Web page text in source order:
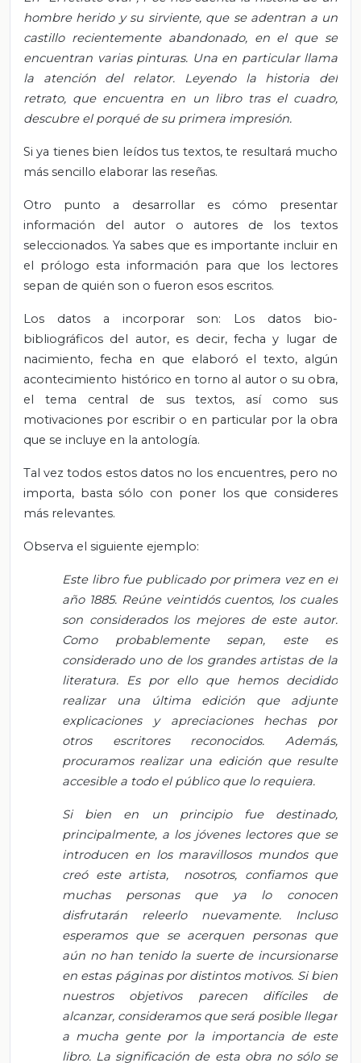
hombre herido y su sirviente, que se adentran a un
castillo recientemente abandonado, en el que se
encuentran varias pinturas. Una en particular llama
la atención del relator. Leyendo la historia del
retrato, que encuentra en un libro tras el cuadro,
descubre el porqué de su primera impresión.
Si ya tienes bien leídos tus textos, te resultará mucho
más sencillo elaborar las reseñas.
Otro punto a desarrollar es cómo presentar
información del autor o autores de los textos
seleccionados. Ya sabes que es importante incluir en
el prólogo esta información para que los lectores
sepan de quién son o fueron esos escritos.
Los datos a incorporar son: Los datos bio-
bibliográficos del autor, es decir, fecha y lugar de
nacimiento, fecha en que elaboró el texto, algún
acontecimiento histórico en torno al autor o su obra,
el tema central de sus textos, así como sus
motivaciones por escribir o en particular por la obra
que se incluye en la antología.
Tal vez todos estos datos no los encuentres, pero no
importa, basta sólo con poner los que consideres
más relevantes.
Observa el siguiente ejemplo:
Este libro fue publicado por primera vez en el
año 1885. Reúne veintidós cuentos, los cuales
son considerados los mejores de este autor.
Como probablemente sepan, este es
considerado uno de los grandes artistas de la
literatura. Es por ello que hemos decidido
realizar una última edición que adjunte
explicaciones y apreciaciones hechas por
otros escritores reconocidos. Además,
procuramos realizar una edición que resulte
accesible a todo el público que lo requiera.
Si bien en un principio fue destinado,
principalmente, a los jóvenes lectores que se
introducen en los maravillosos mundos que
creó este artista, nosotros, confiamos que
muchas personas que ya lo conocen
disfrutarán releerlo nuevamente. Incluso
esperamos que se acerquen personas que
aún no han tenido la suerte de incursionarse
en estas páginas por distintos motivos. Si bien
nuestros objetivos parecen difíciles de
alcanzar, consideramos que será posible llegar
a mucha gente por la importancia de este
libro. La significación de esta obra no sólo se